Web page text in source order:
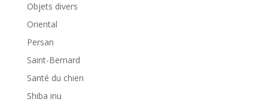
Objets divers
Oriental
Persan
Saint-Bernard
Santé du chien
Shiba inu